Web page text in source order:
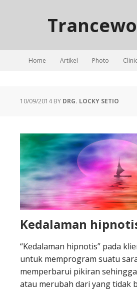
Home Artikel Photo
10/09/2014BY DRG. LOCKY SETIO
Kedalaman
“Kedalaman hipnotis” pada
untuk memprogram suatu
memperbarui pikiran
atau merubah dari yang tidak